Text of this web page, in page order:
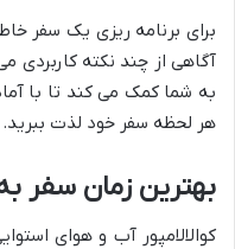
برای برنامه ریزی یک سفر
آگاهی از چند نکته کاربردی
به شما کمک می کند تا با
هر لحظه سفر خود لذت ببرید.
بهترین زمان سفر به
کوالالامپور آب و هوای